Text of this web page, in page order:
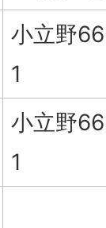
小立野
1
小立野
1